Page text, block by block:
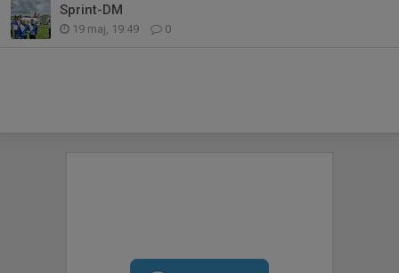
Sprint-DM
19 maj, 19:49 0